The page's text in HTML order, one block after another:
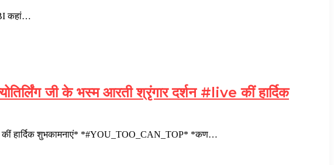
कहां…
जी के भस्म आरती श्रृंगार दर्शन #live कीं हार्दिक
कीं हार्दिक शुभकामनाएं* *#YOU_TOO_CAN_TOP* *कण…